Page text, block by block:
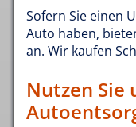
Sofern Sie einen
Auto haben,
an. Wir kaufen
Nutzen Sie